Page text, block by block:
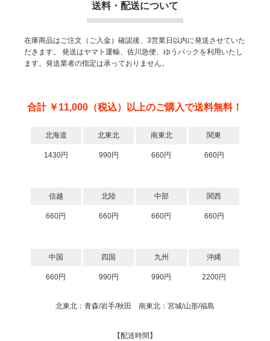
送料・配送について
在庫商品はご注文（ご入金）確認後、3営業日以内に発送させていた
だきます。
発送はヤマト運輸、佐川急便、ゆうパックを利用いたし
ます。発送業者の指定は承っておりません。
合計 ￥11,000（税込）以上のご購入で送料無料！
北海道 北東北 南東北 関東
1430円 990円 660円 660円
信越 北陸 中部 関西
660円 660円 660円 660円
中国 四国 九州 沖縄
660円 990円 990円 2200円
北東北：青森/岩手/秋田 南東北：宮城/山形/福島
【配送時間】